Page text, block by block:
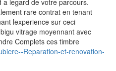
legard de votre parcours.
rare contrat en tenant
lexperience sur ceci
vitrage moyennant avec
Complets ces timbre
Reparation-et-renovation-